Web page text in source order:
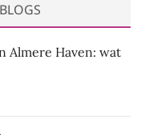
Almere Haven: wat